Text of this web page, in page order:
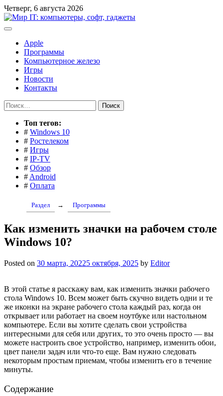
Перейти
к
содержимому
Четверг, 6 августа 2026
Apple
Программы
Компьютерное железо
Игры
Новости
Контакты
Найти:
Toп тегов:
# Windows 10
# Ростелеком
# Игры
# IP-TV
# Обзор
# Android
# Оплата
Раздел → Программы
Как изменить значки на рабочем столе
Windows 10?
Posted on 30 марта, 20225 октября, 2025 by Editor
В этой статье я расскажу вам, как изменить значки рабочего
стола Windows 10. Всем может быть скучно видеть одни и те
же иконки на экране рабочего стола каждый раз, когда он
открывает или работает на своем ноутбуке или настольном
компьютере. Если вы хотите сделать свои устройства
интересными для себя или других, то это очень просто — вы
можете настроить свое устройство, например, изменить обои,
цвет панели задач или что-то еще. Вам нужно следовать
некоторым простым приемам, чтобы изменить его в течение
минуты.
Содержание